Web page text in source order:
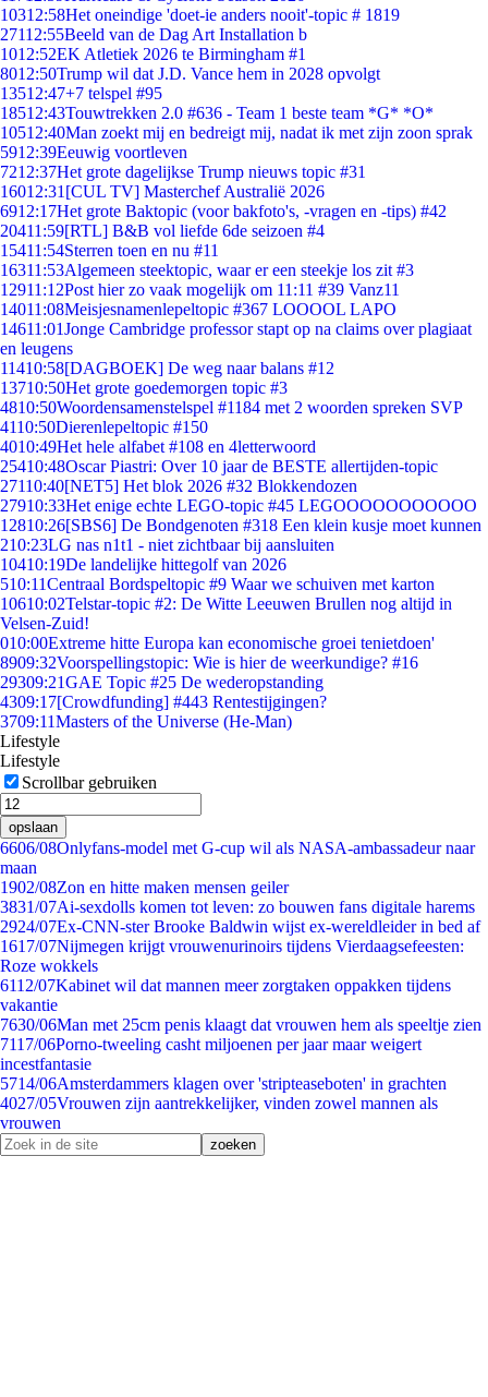
10312:58Het oneindige 'doet-ie anders nooit'-topic # 1819
27112:55Beeld van de Dag Art Installation b
1012:52EK Atletiek 2026 te Birmingham #1
8012:50Trump wil dat J.D. Vance hem in 2028 opvolgt
13512:47+7 telspel #95
18512:43Touwtrekken 2.0 #636 - Team 1 beste team *G* *O*
10512:40Man zoekt mij en bedreigt mij, nadat ik met zijn zoon sprak
5912:39Eeuwig voortleven
7212:37Het grote dagelijkse Trump nieuws topic #31
16012:31 [CUL TV] Masterchef Australië 2026
6912:17Het grote Baktopic (voor bakfoto's, -vragen en -tips) #42
20411:59[RTL] B&B vol liefde 6de seizoen #4
15411:54Sterren toen en nu #11
16311:53Algemeen steektopic, waar er een steekje los zit #3
12911:12Post hier zo vaak mogelijk om 11:11 #39 Vanz11
14011:08Meisjesnamenlepeltopic #367 LOOOOL LAPO
14611:01Jonge Cambridge professor stapt op na claims over plagiaat
en leugens
11410:58[DAGBOEK] De weg naar balans #12
13710:50Het grote goedemorgen topic #3
4810:50Woordensamenstelspel #1184 met 2 woorden spreken SVP
4110:50Dierenlepeltopic #150
4010:49Het hele alfabet #108 en 4letterwoord
25410:48Oscar Piastri: Over 10 jaar de BESTE allertijden-topic
27110:40[NET5] Het blok 2026 #32 Blokkendozen
27910:33Het enige echte LEGO-topic #45 LEGOOOOOOOOOOO
12810:26[SBS6] De Bondgenoten #318 Een klein kusje moet kunnen
210:23LG nas n1t1 - niet zichtbaar bij aansluiten
10410:19De landelijke hittegolf van 2026
510:11Centraal Bordspeltopic #9 Waar we schuiven met karton
10610:02Telstar-topic #2: De Witte Leeuwen Brullen nog altijd in
Velsen-Zuid!
010:00Extreme hitte Europa kan economische groei tenietdoen'
8909:32Voorspellingstopic: Wie is hier de weerkundige? #16
29309:21GAE Topic #25 De wederopstanding
4309:17[Crowdfunding] #443 Rentestijgingen?
3709:11Masters of the Universe (He-Man)
Lifestyle
Lifestyle
Scrollbar gebruiken
opslaan
6606/08Onlyfans-model met G-cup wil als NASA-ambassadeur naar
maan
1902/08Zon en hitte maken mensen geiler
3831/07Ai-sexdolls komen tot leven: zo bouwen fans digitale harems
2924/07Ex-CNN-ster Brooke Baldwin wijst ex-wereldleider in bed af
1617/07Nijmegen krijgt vrouwenurinoirs tijdens Vierdaagsefeesten:
Roze wokkels
6112/07Kabinet wil dat mannen meer zorgtaken oppakken tijdens
vakantie
7630/06Man met 25cm penis klaagt dat vrouwen hem als speeltje zien
7117/06Porno-tweeling casht miljoenen per jaar maar weigert
incestfantasie
5714/06Amsterdammers klagen over 'stripteaseboten' in grachten
4027/05Vrouwen zijn aantrekkelijker, vinden zowel mannen als
vrouwen